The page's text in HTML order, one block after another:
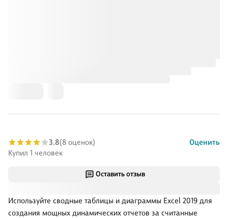
Оставить отзыв
Используйте сводные таблицы и диаграммы Excel 2019 для
создания мощных динамических отчетов за считанные
3.8(8 оценок)
Оценить
Купил 1 человек